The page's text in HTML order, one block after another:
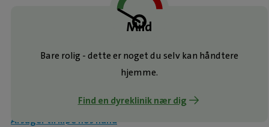
Mild
Bare rolig - dette er noget du selv kan håndtere
hjemme.
Find en dyreklinik nær dig
Årsager til kløe hos hund